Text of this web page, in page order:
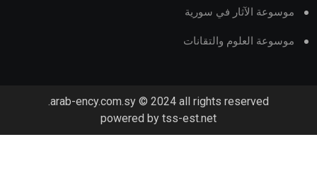
الآثار في سورية
العلوم والتقانات
arab-ency.com.sy © 2024 all rights reserved.
powered by tss-est.net